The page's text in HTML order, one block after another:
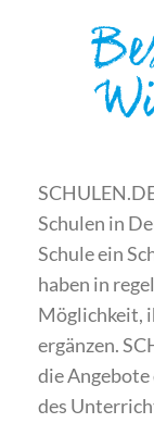
Schulen in
Schule ein
haben in
Möglichkeit,
ergänzen.
die
des